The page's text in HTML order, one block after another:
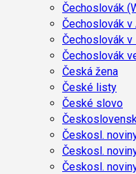
Čechoslovák
Čechoslovák v
Čechoslovák v
Čechoslovák
Česká žena
České listy
České slovo
Českosl.
Českosl.
Českosl.